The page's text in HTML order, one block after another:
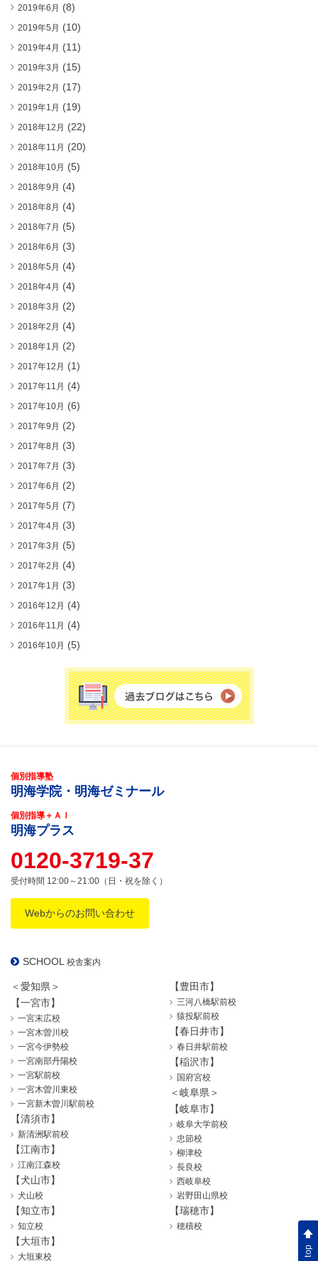
2019年6月 (8)
2019年5月 (10)
2019年4月 (11)
2019年3月 (15)
2019年2月 (17)
2019年1月 (19)
2018年12月 (22)
2018年11月 (20)
2018年10月 (5)
2018年9月 (4)
2018年8月 (4)
2018年7月 (5)
2018年6月 (3)
2018年5月 (4)
2018年4月 (4)
2018年3月 (2)
2018年2月 (4)
2018年1月 (2)
2017年12月 (1)
2017年11月 (4)
2017年10月 (6)
2017年9月 (2)
2017年8月 (3)
2017年7月 (3)
2017年6月 (2)
2017年5月 (7)
2017年4月 (3)
2017年3月 (5)
2017年2月 (4)
2017年1月 (3)
2016年12月 (4)
2016年11月 (4)
2016年10月 (5)
個別指導塾
明海学院・明海ゼミナール
個別指導＋ＡＩ
明海プラス
0120-3719-37
受付時間 12:00～21:00（日・祝を除く）
Webからのお問い合わせ
SCHOOL 校舎案内
＜愛知県＞
【一宮市】
一宮末広校
一宮木曽川校
一宮今伊勢校
一宮南部丹陽校
一宮駅前校
一宮木曽川東校
一宮新木曽川駅前校
【清須市】
新清洲駅前校
【江南市】
江南江森校
【犬山市】
犬山校
【知立市】
知立校
【豊田市】
三河八橋駅前校
猿投駅前校
【春日井市】
春日井駅前校
【稲沢市】
国府宮校
＜岐阜県＞
【岐阜市】
岐阜大学前校
忠節校
柳津校
長良校
西岐阜校
岩野田山県校
【瑞穂市】
穂積校
【大垣市】
大垣東校